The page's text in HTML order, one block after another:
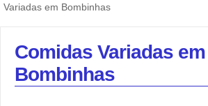
Variadas em Bombinhas
Comidas Variadas em
Bombinhas